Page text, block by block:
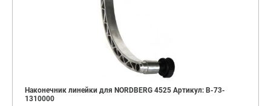
Наконечник линейки для NORDBERG 4525 Артикул: B-73-
1310000